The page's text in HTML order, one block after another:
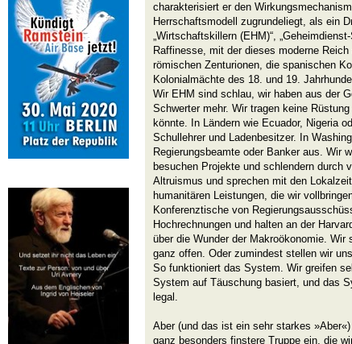
charakterisiert er den
Herrschaftsmodell zugrundeliegt, als ein
„Wirtschaftskillern (EHM)“,
Raffinesse, mit der dieses moderne
römischen Zenturionen, die spanischen
Kolonialmächte des 18. und 19.
Wir EHM sind schlau, wir haben aus der
Schwerter mehr. Wir tragen keine
könnte. In Ländern wie Ecuador, Nigeria
Schullehrer und Ladenbesitzer. In
Regierungsbeamte oder Banker aus. Wir
besuchen Projekte und schlendern durch
Altruismus und sprechen mit den
humanitären Leistungen, die wir
Konferenztische von
Hochrechnungen und halten an der
über die Wunder der Makroökonomie.
ganz offen. Oder zumindest stellen wir
So funktioniert das System. Wir greifen
System auf Täuschung basiert, und das
legal.
Aber (und das ist ein sehr starkes
ganz besonders finstere Truppe ein, die